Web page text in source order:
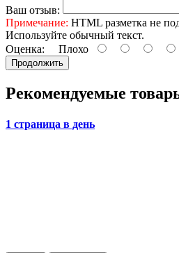
Ваш отзыв:
Примечание: HTML разметка не
Используйте обычный текст.
Оценка: Плохо
Продолжить
Рекомендуемые
1 страница в день